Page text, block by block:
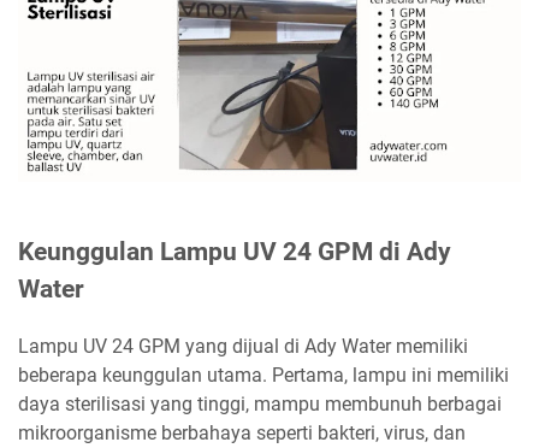
Keunggulan Lampu UV 24 GPM di Ady
Water
Lampu UV 24 GPM yang dijual di Ady Water memiliki
beberapa keunggulan utama. Pertama, lampu ini memiliki
daya sterilisasi yang tinggi, mampu membunuh berbagai
mikroorganisme berbahaya seperti bakteri, virus, dan